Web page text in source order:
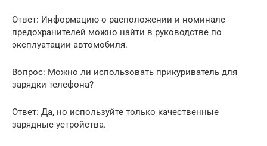
Ответ: Информацию о расположении и номинале
предохранителей можно найти в руководстве по
эксплуатации автомобиля.
Вопрос: Можно ли использовать прикуриватель для
зарядки телефона?
Ответ: Да, но используйте только качественные
зарядные устройства.